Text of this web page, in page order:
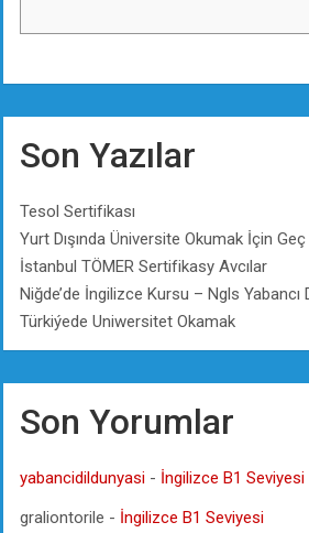
Son Yazılar
Tesol Sertifikası
Yurt Dışında Üniversite Okumak İçin Geç
İstanbul TÖMER Sertifikasy Avcılar
Niğde’de İngilizce Kursu – Ngls Yabancı
Türkiýede Uniwersitet Okamak
Son Yorumlar
yabancidildunyasi - İngilizce B1 Seviyesi
graliontorile - İngilizce B1 Seviyesi